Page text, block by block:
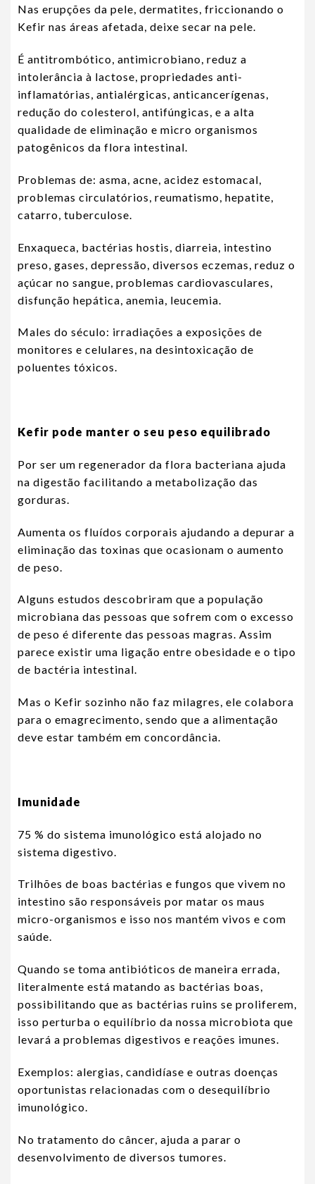
Nas erupções da pele, dermatites, friccionando o
Kefir nas áreas afetada, deixe secar na pele.
É antitrombótico, antimicrobiano, reduz a
intolerância à lactose, propriedades anti-
inflamatórias, antialérgicas, anticancerígenas,
redução do colesterol, antifúngicas, e a alta
qualidade de eliminação e micro organismos
patogênicos da flora intestinal.
Problemas de: asma, acne, acidez estomacal,
problemas circulatórios, reumatismo, hepatite,
catarro, tuberculose.
Enxaqueca, bactérias hostis, diarreia, intestino
preso, gases, depressão, diversos eczemas, reduz o
açúcar no sangue, problemas cardiovasculares,
disfunção hepática, anemia, leucemia.
Males do século: irradiações a exposições de
monitores e celulares, na desintoxicação de
poluentes tóxicos.
Kefir pode manter o seu peso equilibrado
Por ser um regenerador da flora bacteriana ajuda
na digestão facilitando a metabolização das
gorduras.
Aumenta os fluídos corporais ajudando a depurar a
eliminação das toxinas que ocasionam o aumento
de peso.
Alguns estudos descobriram que a população
microbiana das pessoas que sofrem com o excesso
de peso é diferente das pessoas magras. Assim
parece existir uma ligação entre obesidade e o tipo
de bactéria intestinal.
Mas o Kefir sozinho não faz milagres, ele colabora
para o emagrecimento, sendo que a alimentação
deve estar também em concordância.
Imunidade
75 % do sistema imunológico está alojado no
sistema digestivo.
Trilhões de boas bactérias e fungos que vivem no
intestino são responsáveis por matar os maus
micro-organismos e isso nos mantém vivos e com
saúde.
Quando se toma antibióticos de maneira errada,
literalmente está matando as bactérias boas,
possibilitando que as bactérias ruins se proliferem,
isso perturba o equilíbrio da nossa microbiota que
levará a problemas digestivos e reações imunes.
Exemplos: alergias, candidíase e outras doenças
oportunistas relacionadas com o desequilíbrio
imunológico.
No tratamento do câncer, ajuda a parar o
desenvolvimento de diversos tumores.